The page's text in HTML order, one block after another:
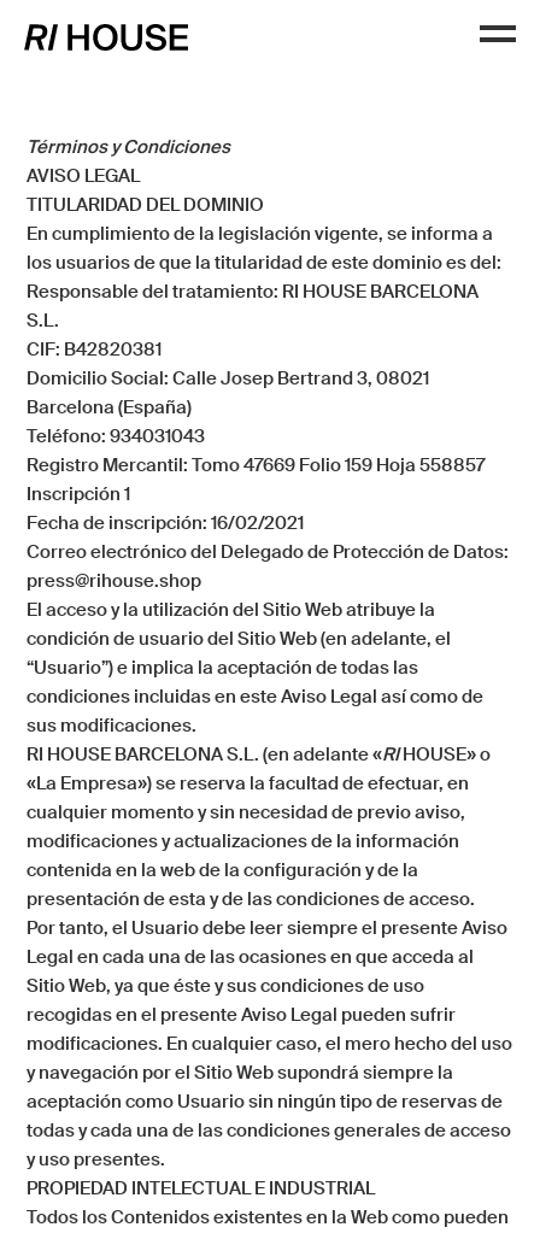
Términos y Condiciones
AVISO LEGAL
TITULARIDAD DEL DOMINIO
En cumplimiento de la legislación vigente, se informa a
los usuarios de que la titularidad de este dominio es del:
Responsable del tratamiento: RI HOUSE BARCELONA
S.L.
CIF: B42820381
Domicilio Social: Calle Josep Bertrand 3, 08021
Barcelona (España)
Teléfono: 934031043
Registro Mercantil:Tomo 47669 Folio 159 Hoja 558857
Inscripción 1
Fecha de inscripción: 16/02/2021
Correo electrónico del Delegado de Protección de Datos:
press@rihouse.shop
El acceso y la utilización del Sitio Web atribuye la
condición de usuario del Sitio Web (en adelante, el
“Usuario”) e implica la aceptación de todas las
condiciones incluidas en este Aviso Legal así como de
sus modificaciones.
RI HOUSE BARCELONA S.L. (en adelante «RIHOUSE» o
«La Empresa») se reserva la facultad de efectuar, en
cualquier momento y sin necesidad de previo aviso,
modificaciones y actualizaciones de la información
contenida en la web de la configuración y de la
presentación de esta y de las condiciones de acceso.
Por tanto, el Usuario debe leer siempre el presente Aviso
Legal en cada una de las ocasiones en que acceda al
Sitio Web, ya que éste y sus condiciones de uso
recogidas en el presente Aviso Legal pueden sufrir
modificaciones. En cualquier caso, el mero hecho del uso
y navegación por el Sitio Web supondrá siempre la
aceptación como Usuario sin ningún tipo de reservas de
todas y cada una de las condiciones generales de acceso
y uso presentes.
PROPIEDAD INTELECTUAL E INDUSTRIAL
Todos los Contenidos existentes en la Web como pueden